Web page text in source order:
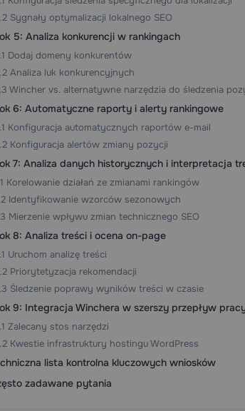
Sygnały optymalizacji lokalnego SEO
5: Analiza konkurencji w rankingach
Dodaj domeny konkurentów
Analiza luk konkurencyjnych
Wincher vs. alternatywne narzędzia do śledzenia
6: Automatyczne raporty i alerty rankingowe
Konfiguracja automatycznych raportów e-mail
Konfiguracja alertów zmiany pozycji
7: Analiza danych historycznych i interpretacja
Korelowanie działań ze zmianami rankingów
Identyfikowanie wzorców sezonowych
Mierzenie wpływu zmian technicznego SEO
8: Analiza treści i ocena on-page
Uruchom analizę treści
Priorytetyzacja rekomendacji
Śledzenie poprawy wyników treści w czasie
9: Integracja Winchera w szerszy przepływ
Zalecany stos narzędzi
Kwestie infrastruktury hostingu WordPress
lista kontrolna kluczowych wniosków
zadawane pytania